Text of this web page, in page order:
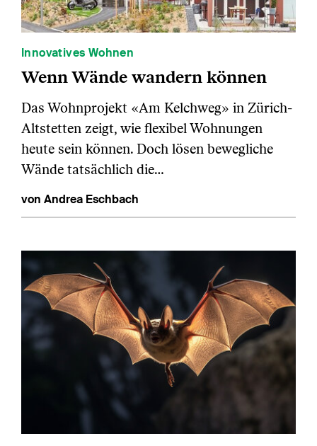
Innovatives Wohnen
Wenn Wände wandern können
Das Wohnprojekt «Am Kelchweg» in Zürich-
Altstetten zeigt, wie flexibel Wohnungen
heute sein können. Doch lösen bewegliche
Wände tatsächlich die…
von Andrea Eschbach